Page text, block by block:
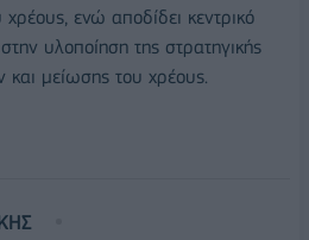
χρέους, ενώ αποδίδει κεντρικό
υλοποίηση της στρατηγικής
μείωσης του χρέους.